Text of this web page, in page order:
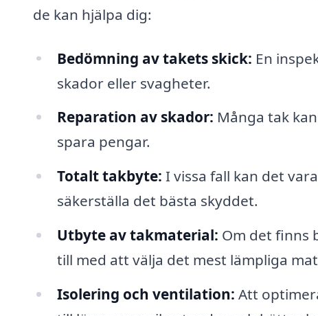
de kan hjälpa dig:
Bedömning av takets skick: En
skador eller svagheter.
Reparation av skador: Många tak
spara pengar.
Totalt takbyte: I vissa fall kan det
säkerställa det bästa skyddet.
Utbyte av takmaterial: Om det finns
till med att välja det mest lämpliga
Isolering och ventilation: Att